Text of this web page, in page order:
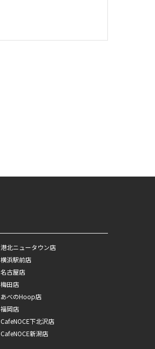
港北ニュータウン店
横浜駅前店
名古屋店
梅田店
あべのHoop店
福岡店
CafeNOCE下北沢店
CafeNOCE新潟店